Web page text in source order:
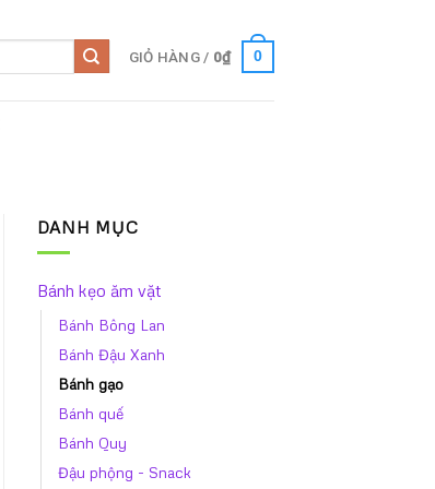
GIỎ HÀNG / 0₫ 0
DANH MỤC
Bánh kẹo ăm vặt
Bánh Bông Lan
Bánh Đậu Xanh
Bánh gạo
Bánh quế
Bánh Quy
Đậu phộng - Snack